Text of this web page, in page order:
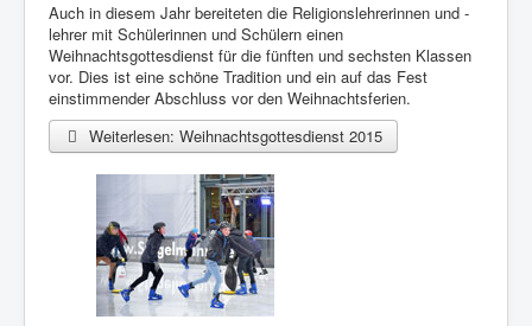
Auch in diesem Jahr bereiteten die Religionslehrerinnen und -
lehrer mit Schülerinnen und Schülern einen
Weihnachtsgottesdienst für die fünften und sechsten Klassen
vor. Dies ist eine schöne Tradition und ein auf das Fest
einstimmender Abschluss vor den Weihnachtsferien.
Weiterlesen: Weihnachtsgottesdienst 2015